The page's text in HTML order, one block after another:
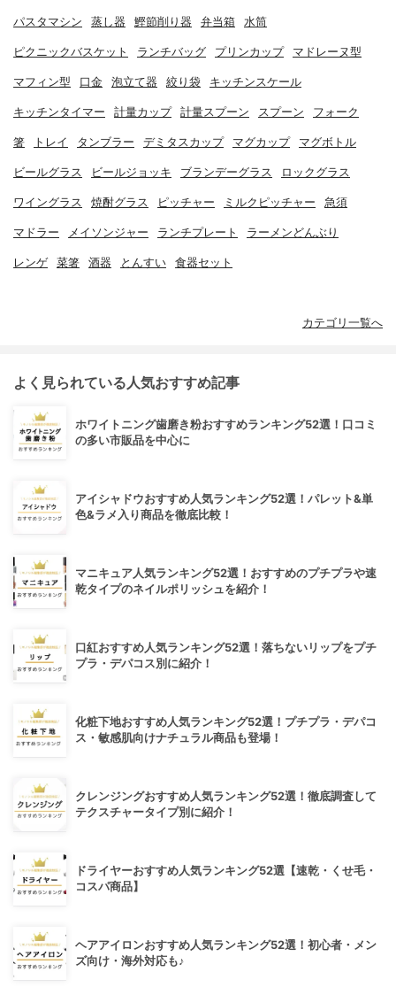
パスタマシン 蒸し器 鰹節削り器 弁当箱 水筒
ピクニックバスケット ランチバッグ プリンカップ マドレーヌ型
マフィン型 口金 泡立て器 絞り袋 キッチンスケール
キッチンタイマー 計量カップ 計量スプーン スプーン フォーク
箸 トレイ タンブラー デミタスカップ マグカップ マグボトル
ビールグラス ビールジョッキ ブランデーグラス ロックグラス
ワイングラス 焼酎グラス ピッチャー ミルクピッチャー 急須
マドラー メイソンジャー ランチプレート ラーメンどんぶり
レンゲ 菜箸 酒器 とんすい 食器セット
カテゴリ一覧へ
よく見られている人気おすすめ記事
ホワイトニング歯磨き粉おすすめランキング52選！口コミ
の多い市販品を中心に
アイシャドウおすすめ人気ランキング52選！パレット&単
色&ラメ入り商品を徹底比較！
マニキュア人気ランキング52選！おすすめのプチプラや速
乾タイプのネイルポリッシュを紹介！
口紅おすすめ人気ランキング52選！落ちないリップをプチ
プラ・デパコス別に紹介！
化粧下地おすすめ人気ランキング52選！プチプラ・デパコ
ス・敏感肌向けナチュラル商品も登場！
クレンジングおすすめ人気ランキング52選！徹底調査して
テクスチャータイプ別に紹介！
ドライヤーおすすめ人気ランキング52選【速乾・くせ毛・
コスパ商品】
ヘアアイロンおすすめ人気ランキング52選！初心者・メン
ズ向け・海外対応も♪